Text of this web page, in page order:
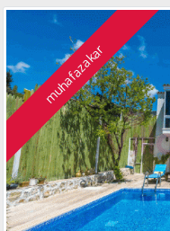
muhafazakar